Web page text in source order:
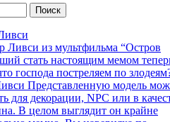
Поиск
Ливси из мультфильма “Остров
стать настоящим мемом
господа постреляем по
Представленную модель
для декорации, NPC или в
В целом выглядит он крайне